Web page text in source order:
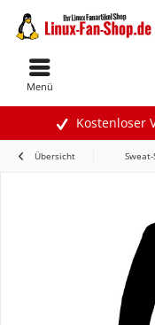
Kostenloser
Menü
Übersicht